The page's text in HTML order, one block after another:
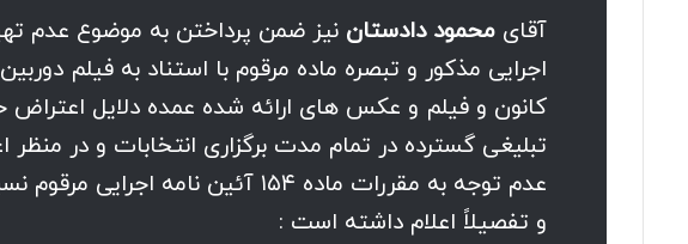
آقای محمود دادستان
اجرایی مذکور و تبصره ماده مرقوم با استناد به فیلم
کانون و فیلم و عکس های ارائه شده عمده دلایل اعتراض
تبلیغی گسترده در تمام مدت برگزاری انتخابات و در
عدم توجه به مقررات ماده ۱۵۴ آئین
و تفصیلاً اعلام داشته است :